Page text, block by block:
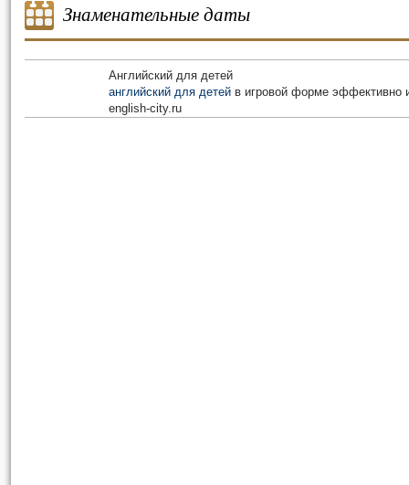
Знаменательные даты
Английский для детей
английский для детей в игровой форме эффективно
english-city.ru